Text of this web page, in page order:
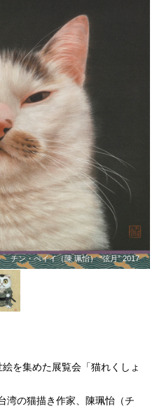
チン・ぺイイ（陳 珮怡） “弦月” 2017
を集めた展覧会「猫れくしょ
湾の猫描き作家、陳珮怡（チ